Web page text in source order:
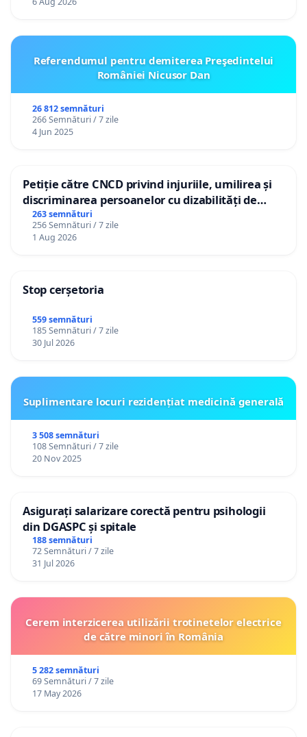
Referendumul pentru demiterea Preşedintelui
României Nicusor Dan
26 812 semnături
266 Semnături / 7 zile
4 Jun 2025
Petiție către CNCD privind injuriile, umilirea și
discriminarea persoanelor cu dizabilități de
către utilizatorul TikTok „Gorici”
263 semnături
256 Semnături / 7 zile
1 Aug 2026
Stop cerșetoria
559 semnături
185 Semnături / 7 zile
30 Jul 2026
Suplimentare locuri rezidențiat medicină generală
3 508 semnături
108 Semnături / 7 zile
20 Nov 2025
Asigurați salarizare corectă pentru psihologii
din DGASPC și spitale
188 semnături
72 Semnături / 7 zile
31 Jul 2026
Cerem interzicerea utilizării trotinetelor electrice
de către minori în România
5 282 semnături
69 Semnături / 7 zile
17 May 2026